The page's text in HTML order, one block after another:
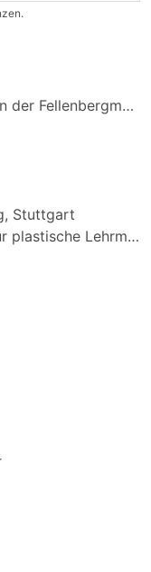
Fellenbergmühle
Stuttgart
Lehrmittel